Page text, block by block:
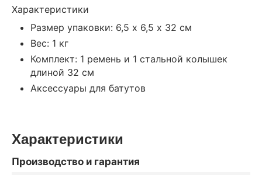
Характеристики
Размер упаковки: 6,5 х 6,5 х 32 см
Вес: 1 кг
Комплект: 1 ремень и 1 стальной колышек
длиной 32 см
Аксессуары для батутов
Характеристики
Производство и гарантия